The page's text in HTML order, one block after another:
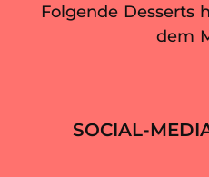
Folgende Desserts
dem
SOCIAL-